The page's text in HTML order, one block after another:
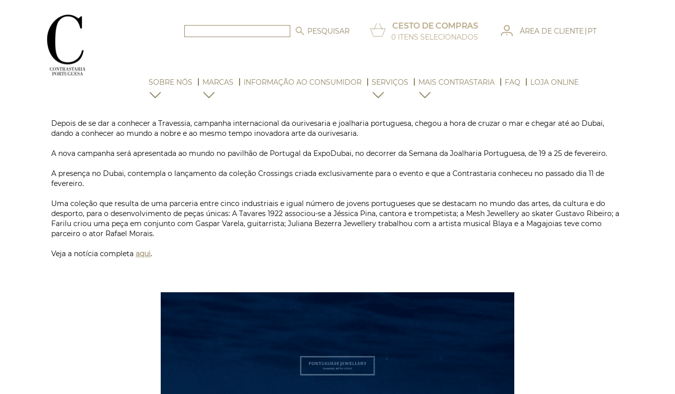
ÁREA DE CLIENTE PT
CESTO DE COMPRAS
0 ITENS SELECIONADOS
SOBRE NÓS MARCAS INFORMAÇÃO AO CONSUMIDOR SERVIÇOS MAIS CONTRASTARIA FAQ LOJA ONLINE
Depois de se dar a conhecer a Travessia, campanha internacional da ourivesaria e joalharia portuguesa, chegou a hora de cruzar o mar e chegar até ao Dubai,
dando a conhecer ao mundo a nobre e ao mesmo tempo inovadora arte da ourivesaria.
A nova campanha será apresentada ao mundo no pavilhão de Portugal da ExpoDubai, no decorrer da Semana da Joalharia Portuguesa, de 19 a 25 de fevereiro.
A presença no Dubai, contempla o lançamento da coleção Crossings criada exclusivamente para o evento e que a Contrastaria conheceu no passado dia 11 de
fevereiro.
Uma coleção que resulta de uma parceria entre cinco industriais e igual número de jovens portugueses que se destacam no mundo das artes, da cultura e do
desporto, para o desenvolvimento de peças únicas: A Tavares 1922 associou-se a Jéssica Pina, cantora e trompetista; a Mesh Jewellery ao skater Gustavo Ribeiro; a
Farilu criou uma peça em conjunto com Gaspar Varela, guitarrista; Juliana Bezerra Jewellery trabalhou com a artista musical Blaya e a Magajoias teve como
parceiro o ator Rafael Morais.
Veja a notícia completa aqui.